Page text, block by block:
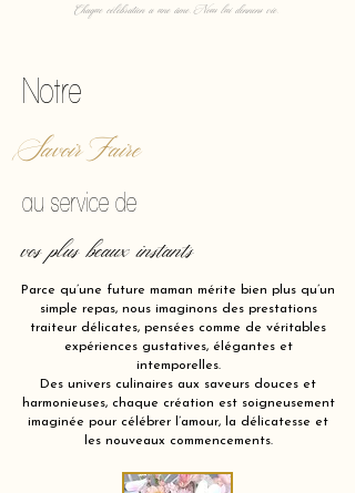
Chaque célébration a une âme. Nous lui donnons vie.
Notre
Savoir Faire
au service de
vos plus beaux instants
Parce qu’une future maman mérite bien plus qu’un
simple repas, nous imaginons des prestations
traiteur délicates, pensées comme de véritables
expériences gustatives, élégantes et
intemporelles.
Des univers culinaires aux saveurs douces et
harmonieuses, chaque création est soigneusement
imaginée pour célébrer l’amour, la délicatesse et
les nouveaux commencements.